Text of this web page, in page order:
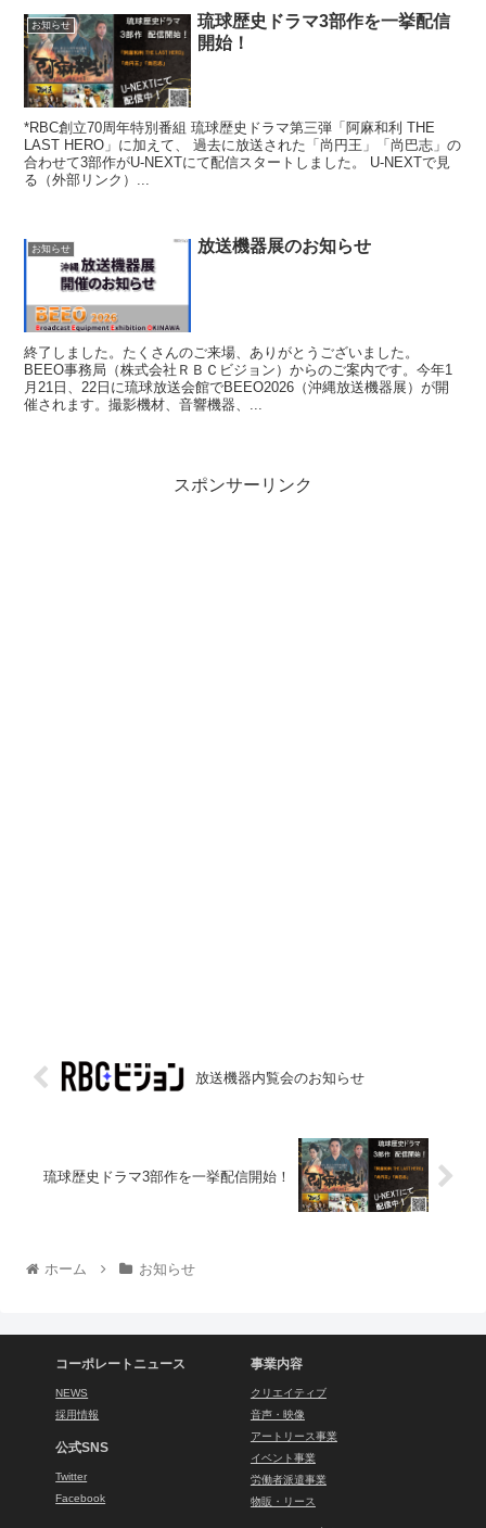
お知らせ
琉球歴史ドラマ3部作を一挙配信
開始！
*RBC創立70周年特別番組 琉球歴史ドラマ第三弾「阿麻和利 THE
LAST HERO」に加えて、 過去に放送された「尚円王」「尚巴志」の
合わせて3部作がU-NEXTにて配信スタートしました。 U-NEXTで見
る（外部リンク）...
お知らせ 放送機器展のお知らせ
終了しました。たくさんのご来場、ありがとうございました。
BEEO事務局（株式会社ＲＢＣビジョン）からのご案内です。今年1
月21日、22日に琉球放送会館でBEEO2026（沖縄放送機器展）が開
催されます。撮影機材、音響機器、...
スポンサーリンク
放送機器内覧会のお知らせ
琉球歴史ドラマ3部作を一挙配信開始！
ホーム お知らせ
コーポレートニュース
NEWS
採用情報
公式SNS
Twitter
Facebook
事業内容
クリエイティブ
音声・映像
アートリース事業
イベント事業
労働者派遣事業
物販・リース